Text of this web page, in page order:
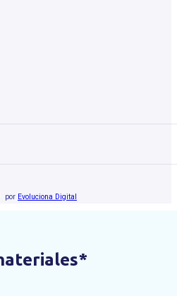
por Evoluciona Digital